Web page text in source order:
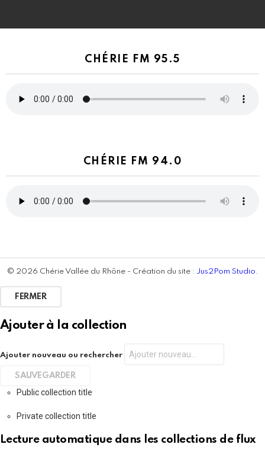
CHÉRIE FM 95.5
CHÉRIE FM 94.0
© 2026 Chérie Vallée du Rhône - Création du site : Jus2Pom Studio.
FERMER
Ajouter à la collection
Ajouter nouveau ou rechercher
Public collection title
Private collection title
Lecture automatique dans les collections de flux